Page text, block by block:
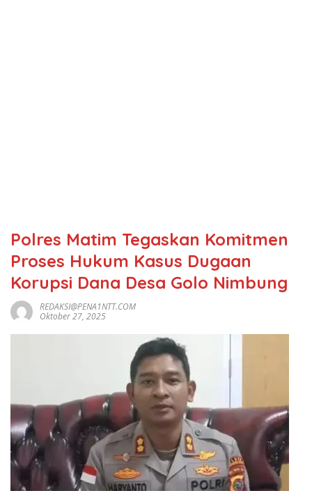
Polres Matim Tegaskan Komitmen
Proses Hukum Kasus Dugaan
Korupsi Dana Desa Golo Nimbung
REDAKSI@PENA1NTT.COM
Oktober 27, 2025